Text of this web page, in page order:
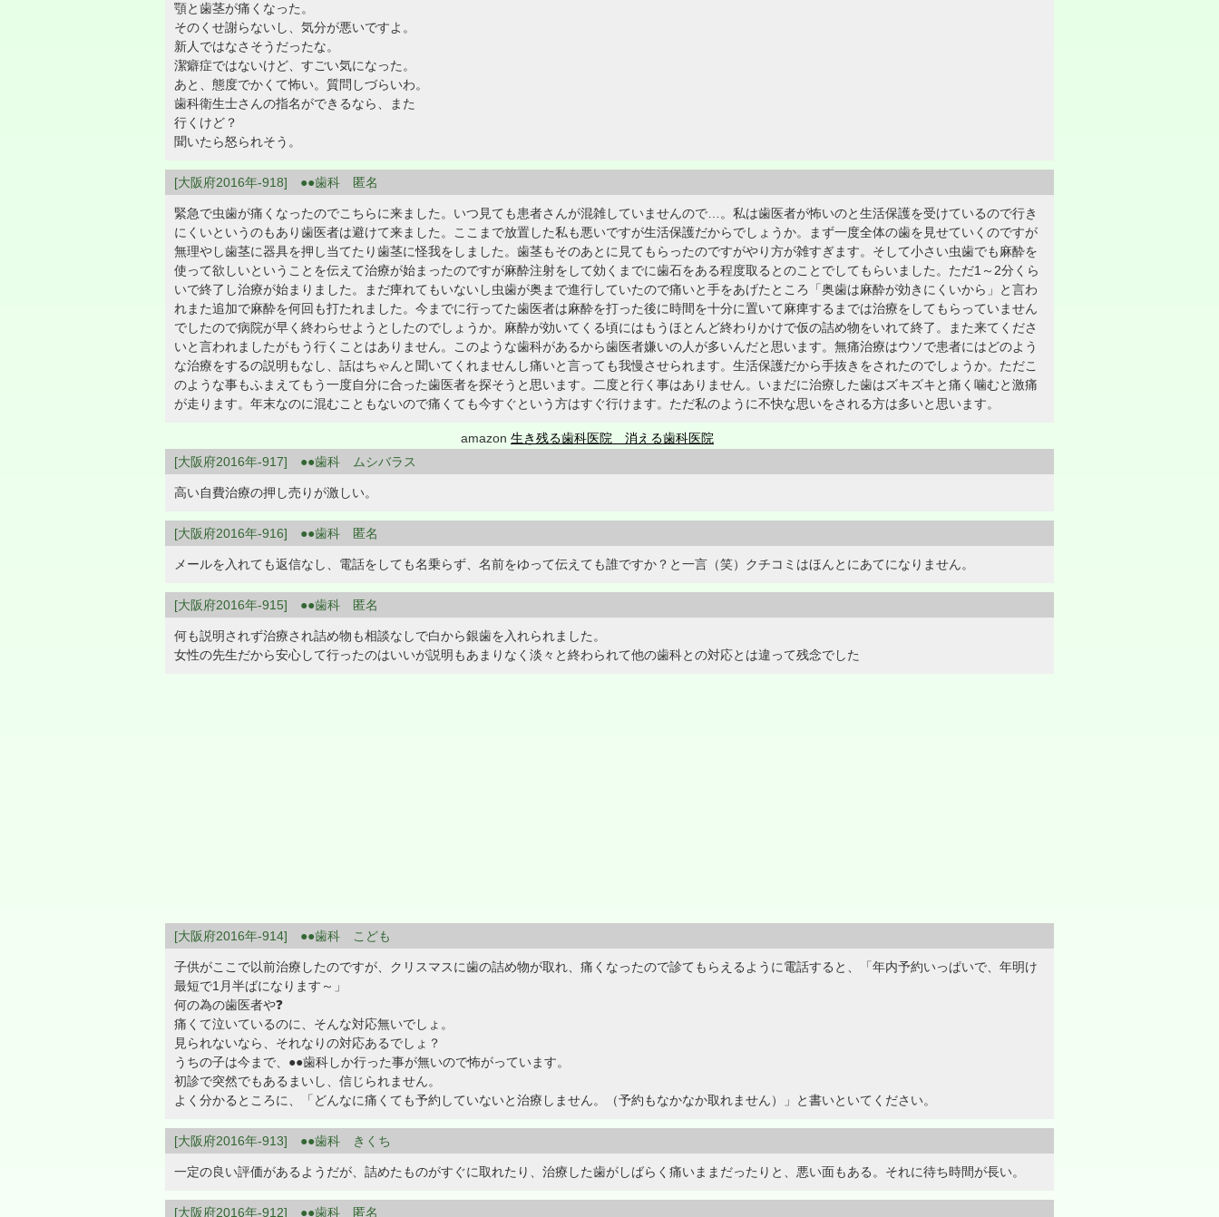
顎と歯茎が痛くなった。
そのくせ謝らないし、気分が悪いですよ。
新人ではなさそうだったな。
潔癖症ではないけど、すごい気になった。
あと、態度でかくて怖い。質問しづらいわ。
歯科衛生士さんの指名ができるなら、また
行くけど？
聞いたら怒られそう。
[大阪府2016年-918] ●●歯科 匿名
緊急で虫歯が痛くなったのでこちらに来ました。いつ見ても患者さんが混雑していませんので…。私は歯医者が怖いのと生活保護を受けているので行き
にくいというのもあり歯医者は避けて来ました。ここまで放置した私も悪いですが生活保護だからでしょうか。まず一度全体の歯を見せていくのですが
無理やし歯茎に器具を押し当てたり歯茎に怪我をしました。歯茎もそのあとに見てもらったのですがやり方が雑すぎます。そして小さい虫歯でも麻酔を
使って欲しいということを伝えて治療が始まったのですが麻酔注射をして効くまでに歯石をある程度取るとのことでしてもらいました。ただ1～2分くら
いで終了し治療が始まりました。まだ痺れてもいないし虫歯が奥まで進行していたので痛いと手をあげたところ「奥歯は麻酔が効きにくいから」と言わ
れまた追加で麻酔を何回も打たれました。今までに行ってた歯医者は麻酔を打った後に時間を十分に置いて麻痺するまでは治療をしてもらっていません
でしたので病院が早く終わらせようとしたのでしょうか。麻酔が効いてくる頃にはもうほとんど終わりかけで仮の詰め物をいれて終了。また来てくださ
いと言われましたがもう行くことはありません。このような歯科があるから歯医者嫌いの人が多いんだと思います。無痛治療はウソで患者にはどのよう
な治療をするの説明もなし、話はちゃんと聞いてくれませんし痛いと言っても我慢させられます。生活保護だから手抜きをされたのでしょうか。ただこ
のような事もふまえてもう一度自分に合った歯医者を探そうと思います。二度と行く事はありません。いまだに治療した歯はズキズキと痛く噛むと激痛
が走ります。年末なのに混むこともないので痛くても今すぐという方はすぐ行けます。ただ私のように不快な思いをされる方は多いと思います。
amazon 生き残る歯科医院 消える歯科医院
[大阪府2016年-917] ●●歯科 ムシバラス
高い自費治療の押し売りが激しい。
[大阪府2016年-916] ●●歯科 匿名
メールを入れても返信なし、電話をしても名乗らず、名前をゆって伝えても誰ですか？と一言（笑）クチコミはほんとにあてになりません。
[大阪府2016年-915] ●●歯科 匿名
何も説明されず治療され詰め物も相談なしで白から銀歯を入れられました。
女性の先生だから安心して行ったのはいいが説明もあまりなく淡々と終わられて他の歯科との対応とは違って残念でした
[大阪府2016年-914] ●●歯科 こども
子供がここで以前治療したのですが、クリスマスに歯の詰め物が取れ、痛くなったので診てもらえるように電話すると、「年内予約いっぱいで、年明け
最短で1月半ばになります～」
何の為の歯医者や❓
痛くて泣いているのに、そんな対応無いでしょ。
見られないなら、それなりの対応あるでしょ？
うちの子は今まで、●●歯科しか行った事が無いので怖がっています。
初診で突然でもあるまいし、信じられません。
よく分かるところに、「どんなに痛くても予約していないと治療しません。（予約もなかなか取れません）」と書いといてください。
[大阪府2016年-913] ●●歯科 きくち
一定の良い評価があるようだが、詰めたものがすぐに取れたり、治療した歯がしばらく痛いままだったりと、悪い面もある。それに待ち時間が長い。
[大阪府2016年-912] ●●歯科 匿名